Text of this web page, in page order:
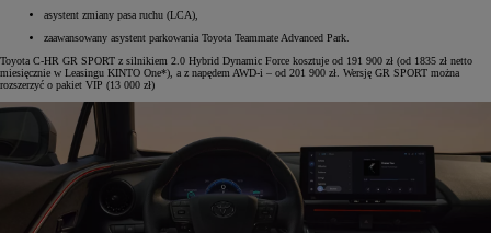
asystent zmiany pasa ruchu (LCA),
zaawansowany asystent parkowania Toyota Teammate Advanced Park.
Toyota C-HR GR SPORT z silnikiem 2.0 Hybrid Dynamic Force kosztuje od 191 900 zł (od 1835 zł netto
miesięcznie w Leasingu KINTO One*), a z napędem AWD-i – od 201 900 zł. Wersję GR SPORT można
rozszerzyć o pakiet VIP (13 000 zł)